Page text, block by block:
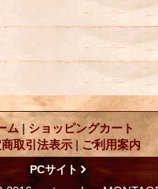
ム | ショッピングカート
取引法表示 | ご利用案内
PCサイト